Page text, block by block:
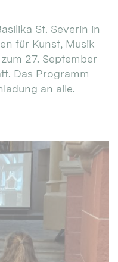
St. Severin in
für Kunst, Musik
27. September
Das Programm
an alle.